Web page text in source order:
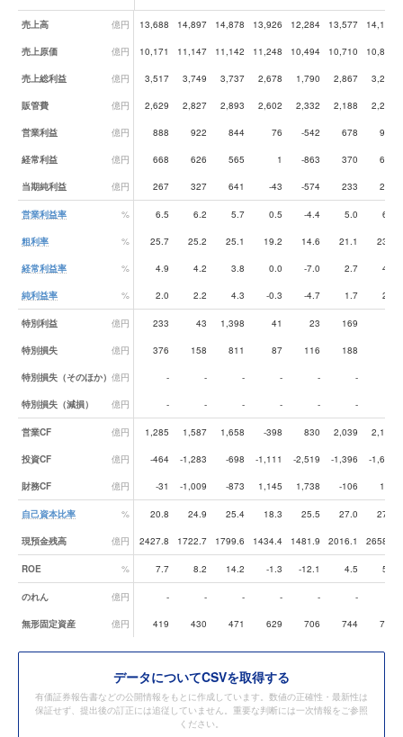
業績データ一覧
売上高 億円 13,688 14,897 14,878 13,926 12,284 13,577 14,115
売上原価 億円 10,171 11,147 11,142 11,248 10,494 10,710 10,867
売上総利益 億円 3,517 3,749 3,737 2,678 1,790 2,867 3,248
販管費 億円 2,629 2,827 2,893 2,602 2,332 2,188 2,278
営業利益 億円 888 922 844 76 -542 678 970
経常利益 億円 668 626 565 1 -863 370 685
当期純利益 億円 267 327 641 -43 -574 233 282
営業利益率 % 6.5 6.2 5.7 0.5 -4.4 5.0 6.9
粗利率 % 25.7 25.2 25.1 19.2 14.6 21.1 23.0
経常利益率 % 4.9 4.2 3.8 0.0 -7.0 2.7 4.8
純利益率 % 2.0 2.2 4.3 -0.3 -4.7 1.7 2.0
特別利益 億円 233 43 1,398 41 23 169
特別損失 億円 376 158 811 87 116 188
特別損失（そのほか） 億円 - - - - - -
特別損失（減損） 億円 - - - - - -
営業CF 億円 1,285 1,587 1,658 -398 830 2,039 2,144
投資CF 億円 -464 -1,283 -698 -1,111 -2,519 -1,396 -1,663
財務CF 億円 -31 -1,009 -873 1,145 1,738 -106 162
自己資本比率 % 20.8 24.9 25.4 18.3 25.5 27.0 27.7
現預金残高 億円 2427.8 1722.7 1799.6 1434.4 1481.9 2016.1 2658.3
ROE % 7.7 8.2 14.2 -1.3 -12.1 4.5 5.1
のれん 億円 - - - - - -
無形固定資産 億円 419 430 471 629 706 744 719
データについてCSVを取得する
有価証券報告書などの公開情報をもとに作成しています。数値の正確性・最新性は
保証せず、提出後の訂正には追従していません。重要な判断には一次情報をご参照
ください。